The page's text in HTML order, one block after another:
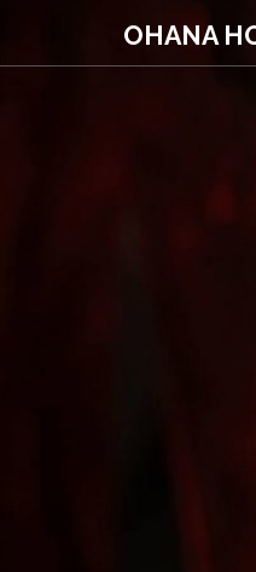
OHANA